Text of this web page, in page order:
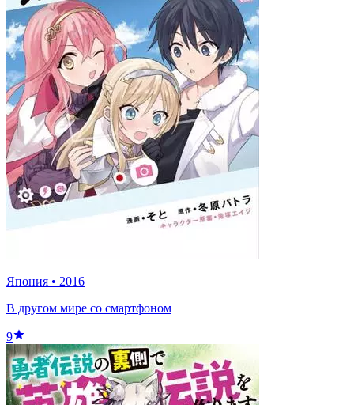
Япония • 2016
В другом мире со смартфоном
9